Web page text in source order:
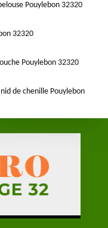
Pouylebon 32320
32320
Pouylebon 32320
de chenille Pouylebon